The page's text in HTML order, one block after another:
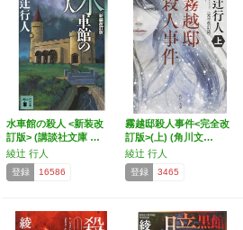
水車館の殺人 <新装改
訂版> (講談社文庫 …
綾辻 行人
登録 16586
霧越邸殺人事件<完全改
訂版>(上) (角川文…
綾辻 行人
登録 3465